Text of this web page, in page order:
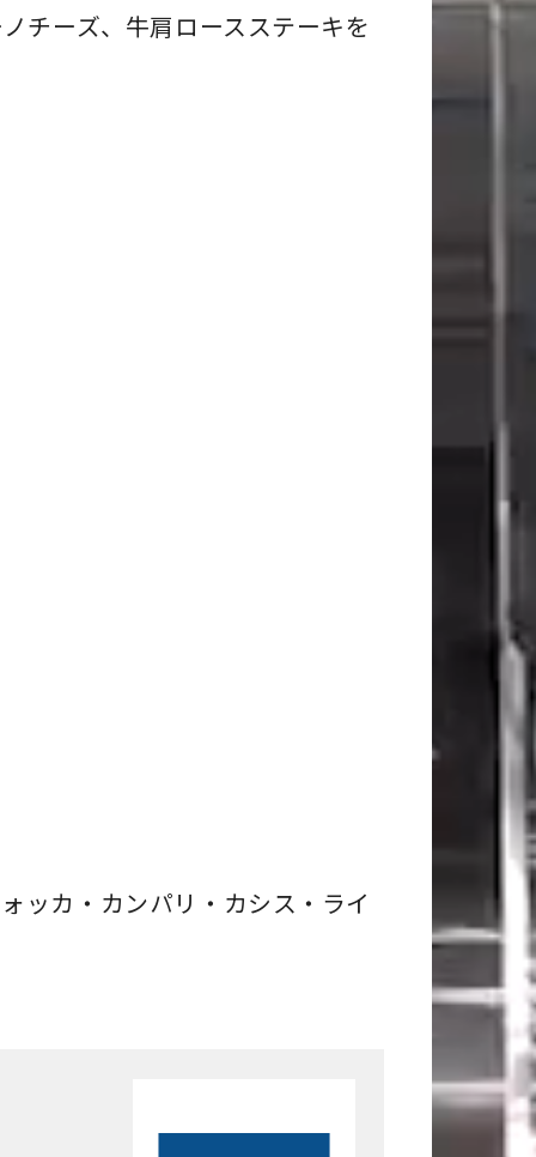
チーズ、牛肩ロースステーキを
カ・カンパリ・カシス・ライ